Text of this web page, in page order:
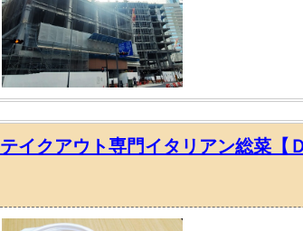
テイクアウト専門イタリアン総菜